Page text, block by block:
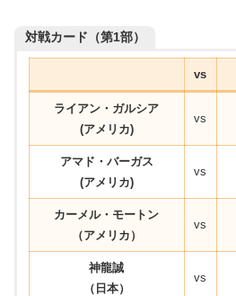
対戦カード（第1部）
vs
ライアン・ガルシア
(アメリカ)
vs
アマド・バーガス
(アメリカ)
vs
カーメル・モートン
（アメリカ）
vs
神龍誠
（日本）
vs